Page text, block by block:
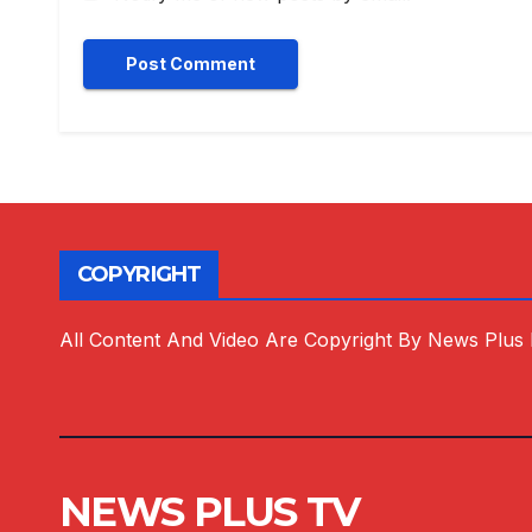
COPYRIGHT
All Content And Video Are Copyright By News Plus
NEWS PLUS TV